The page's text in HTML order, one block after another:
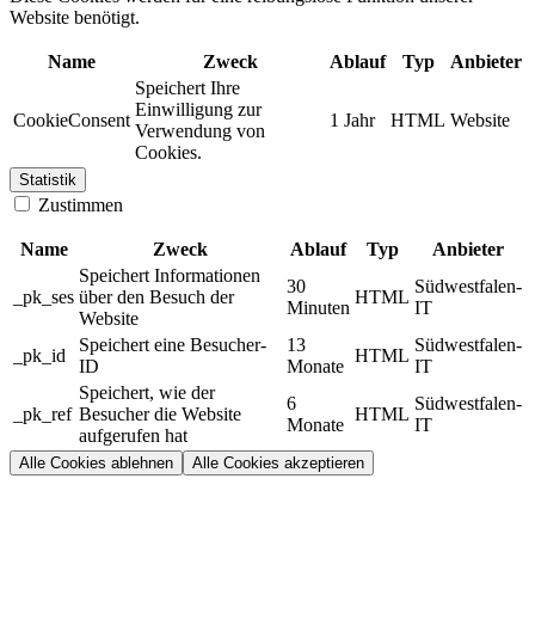
Website benötigt.
Name Zweck Ablauf Typ Anbieter
CookieConsent
Speichert Ihre
Einwilligung zur
Verwendung von
Cookies.
1 Jahr HTML Website
Statistik
Zustimmen
Name Zweck Ablauf Typ Anbieter
_pk_ses
Speichert Informationen
über den Besuch der
Website
30
Minuten
HTML
Südwestfalen-
IT
_pk_id
Speichert eine Besucher-
ID
13
Monate
HTML
Südwestfalen-
IT
_pk_ref
Speichert, wie der
Besucher die Website
aufgerufen hat
6
Monate
HTML
Südwestfalen-
IT
Alle Cookies ablehnen Alle Cookies akzeptieren